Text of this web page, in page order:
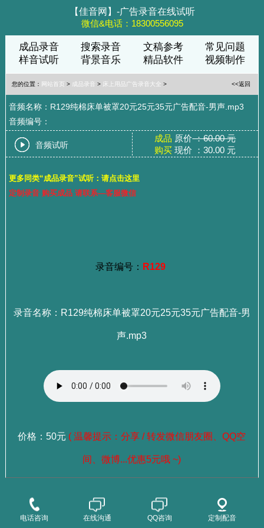
【佳音网】-广告录音在线试听
微信&电话：18300556095
成品录音 搜索录音 文稿参考
常见问题
样音试听
背景音乐 精品软件 视频制作
您的位置： 网站首页 > 成品录音 > 床上用品广告录音大全 > <<返回
音频名称：R129纯棉床单被罩20元25元35元广告配音-男声.mp3
音频编号：
音频试听
成品 原价：60.00 元
购买 现价 ：30.00 元
更多同类“成品录音”试听：请点击这里
定制录音 购买成品 请联系—客服微信
录音编号： R129
录音名称：R129纯棉床单被罩20元25元35元广告配音-男
声.mp3
价格：50元 ( 温馨提示：分享 / 转发微信朋友圈、QQ空
间、微博...优惠5元哦 ~)
选择成品录音 点这里查看>>>
电话咨询 在线沟通 QQ咨询 定制配音